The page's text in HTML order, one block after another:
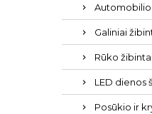
Galiniai
Rūko
LED dienos
Posūkio ir